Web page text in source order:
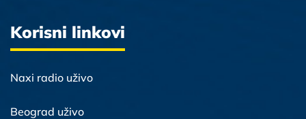
Korisni linkovi
Naxi radio uživo
Beograd uživo